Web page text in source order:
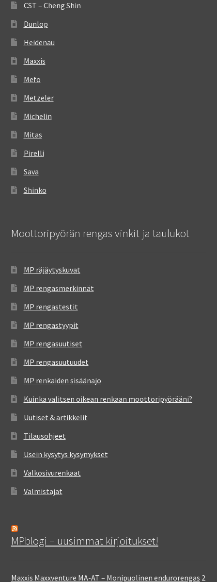
CST – Cheng Shin
Dunlop
Heidenau
Maxxis
Mefo
Metzeler
Michelin
Mitas
Pirelli
Sava
Shinko
Moottoripyörän rengas vinkit ja taulukot
MP räjäytyskuvat
MP rengasmerkinnät
MP rengastestit
MP rengastyypit
MP rengasuutiset
MP rengasuutuudet
MP renkaiden sisäänajo
Kuinka valitsen oikean renkaan moottoripyörääni?
Uutiset & artikkelit
Tilausohjeet
Usein kysytys kysymykset
Valkosivurenkaat
Valmistajat
MPblogi – uusimmat kirjoitukset!
Maxxis Maxxventure MA-AT – Monipuolinen endurorengas 2